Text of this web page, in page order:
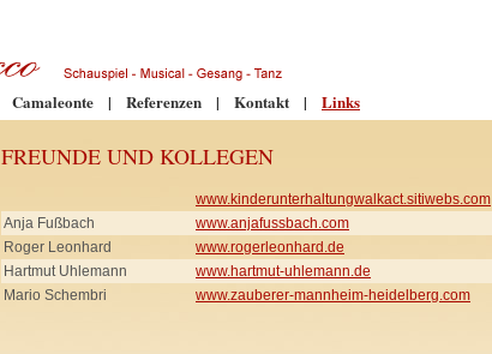
Camaleonte | Referenzen | Kontakt | Links
FREUNDE UND KOLLEGEN
www.kinderunterhaltungwalkact.sitiwebs.com
Anja Fußbach
www.anjafussbach.com
Roger Leonhard
www.rogerleonhard.de
Hartmut Uhlemann
www.hartmut-uhlemann.de
Mario Schembri
www.zauberer-mannheim-heidelberg.com